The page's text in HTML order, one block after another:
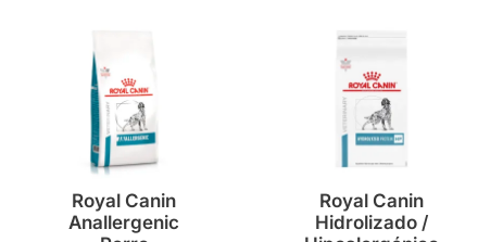
Royal Canin
Anallergenic
Royal Canin
Hidrolizado /